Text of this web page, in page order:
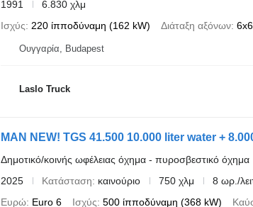
1991
6.830 χλμ
Ισχύς
220 ίπποδύναμη (162 kW) Διάταξη αξόνων 6x6
Ουγγαρία, Budapest
Laslo Truck
MAN NEW! TGS 41.500 10.000 liter water +
Δημοτικό/κοινής ωφέλειας όχημα - πυροσβεστικό όχημα
2025
Κατάσταση καινούριο 750 χλμ
8 ωρ./
Ευρώ Euro 6 Ισχύς 500 ίπποδύναμη (368 kW)